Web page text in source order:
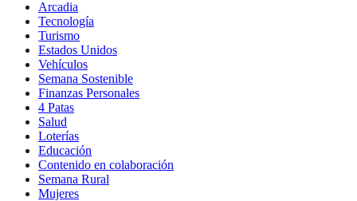
Arcadia
Tecnología
Turismo
Estados Unidos
Vehículos
Semana Sostenible
Finanzas Personales
4 Patas
Salud
Loterías
Educación
Contenido en colaboración
Semana Rural
Mujeres